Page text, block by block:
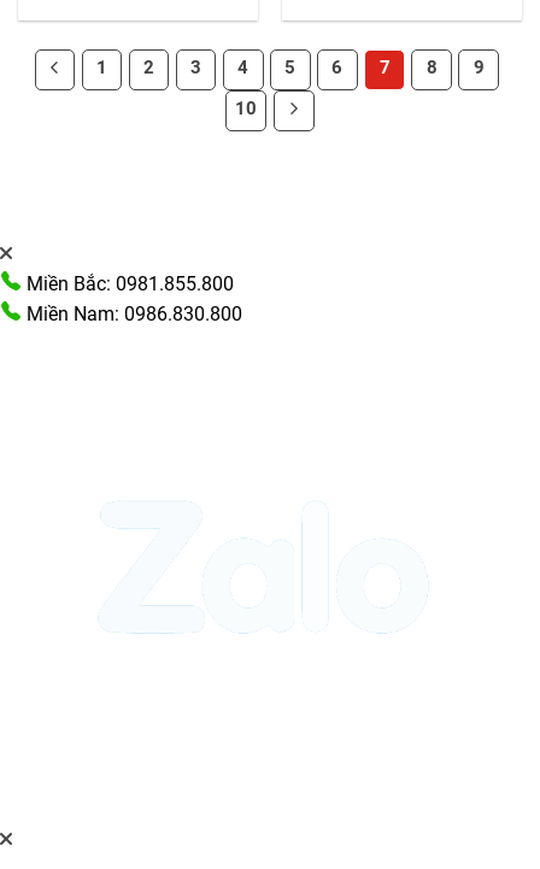
1 2 3 4 5 6 7 8
9
10
Miền Bắc: 0981.855.800
Miền Nam: 0986.830.800